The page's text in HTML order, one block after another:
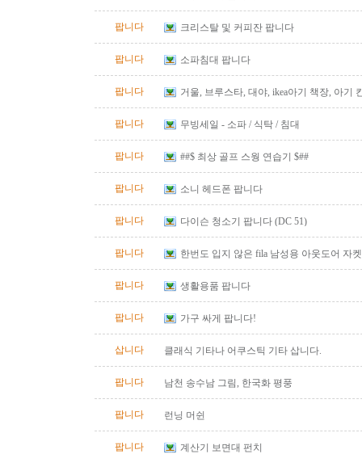
팝니다 크리스탈 및 커피잔 팝니다
팝니다 소파침대 팝니다
팝니다 거울, 브루스타, 대야, ikea아기 책장, 아기
팝니다 무빙세일 - 소파 / 식탁 / 침대
팝니다 ##$ 최상 골프 스웡 연습기 $##
팝니다 소니 헤드폰 팝니다
팝니다 다이슨 청소기 팝니다 (DC 51)
팝니다
한번도 입지 않은 fila 남성용 아웃도어 자
팝니다
생활용품 팝니다
팝니다 가구 싸게 팝니다!
삽니다 클래식 기타나 어쿠스틱 기타 삽니다.
팝니다 남천 송수남 그림, 한국화 평풍
팝니다 런닝 머쉰
팝니다 계산기 보면대 펀치